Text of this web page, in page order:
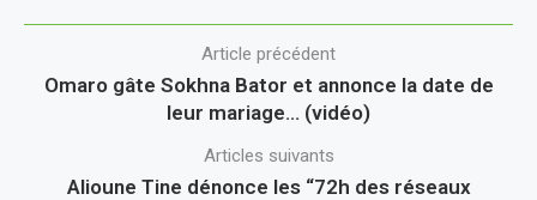
Article précédent
Omaro gâte Sokhna Bator et annonce la date de
leur mariage… (vidéo)
Articles suivants
Alioune Tine dénonce les “72h des réseaux